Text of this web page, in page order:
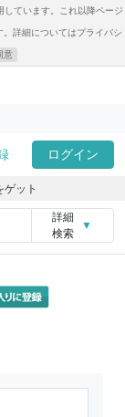
ています。これ以降ページ
詳細についてはプライバシ
意
ログイン
ゲット
詳細
検索
▼